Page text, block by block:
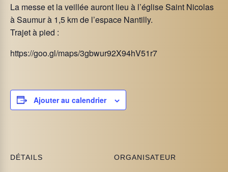
La messe et la veillée auront lieu à l’église Saint Nicolas
à Saumur à 1,5 km de l’espace Nantilly.
Trajet à pied :
https://goo.gl/maps/3gbwur92X94hV51r7
Ajouter au calendrier
DÉTAILS ORGANISATEUR